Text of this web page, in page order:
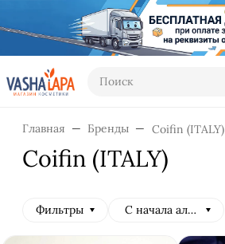
Поиск
Главная Бренды Coifin (ITALY)
Coifin (ITALY)
Фильтры С начала алфавита